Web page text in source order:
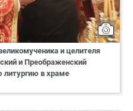
и целителя
и Преображенский
литургию в храме